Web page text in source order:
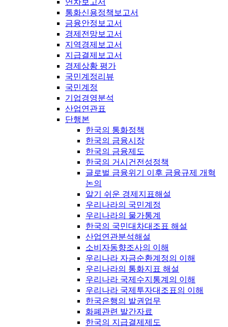
연차보고서
통화신용정책보고서
금융안정보고서
경제전망보고서
지역경제보고서
지급결제보고서
경제상황 평가
국민계정리뷰
국민계정
기업경영분석
산업연관표
단행본
한국의 통화정책
한국의 금융시장
한국의 금융제도
한국의 거시건전성정책
글로벌 금융위기 이후 금융규제 개혁
논의
알기 쉬운 경제지표해설
우리나라의 국민계정
우리나라의 물가통계
한국의 국민대차대조표 해설
산업연관분석해설
소비자동향조사의 이해
우리나라 자금순환계정의 이해
우리나라의 통화지표 해설
우리나라 국제수지통계의 이해
우리나라 국제투자대조표의 이해
한국은행의 발권업무
화폐관련 발간자료
한국의 지급결제제도